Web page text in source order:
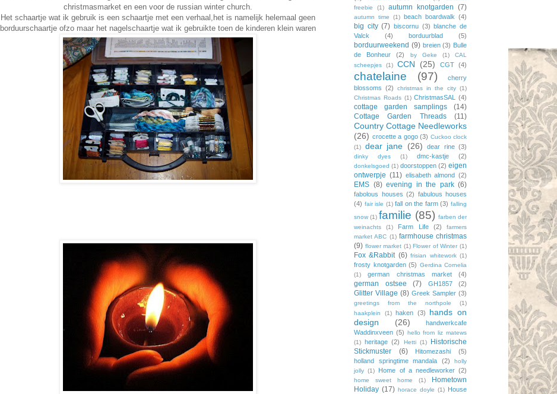
christmasmarket en een voor de russian winter church.
Het schaartje wat ik gebruik is een schaartje met een verhaal,het is namelijk helemaal geen
borduurschaartje ofzo maar het nagelschaartje wat ik gebruikte toen de kinderen klein waren
freebie
(1) autumn knotgarden (7)
autumn time (1) beach boardwalk (4)
big city (7) biscornu (3) blanche de
Valck
(4) borduurblad (5)
borduurweekend (9) breien (3) Bulle
de Bonheur
(2) by Geke (1)
CAL
scheepjes
(1) CCN (25) CGT (4)
chatelaine (97)
cherry
blossoms (2) christmas in the city (1)
Christmas Roads (1) ChristmasSAL (4)
cottage garden samplings
(14)
Cottage Garden Threads
(11)
Country Cottage Needleworks
(26) crocette a gogo (3) Cuckoo clock
(1)
dear jane (26) dear rine (3)
dinky dyes (1) dmc-kastje (2)
donkelsgoed (1) doorstoppen (2) eigen
ontwerpje (11) elisabeth almond (2)
EMS (8) evening in the park (6)
fabolous houses (2) fabulous houses
(4) fair isle (1) fall on the farm (3) falling
snow (1) familie (85) farben der
weinachts
(1) Farm Life (2)
farmers
market ABC (1) farmhouse christmas
(9) flower market (1) Flower of Winter (1)
Fox &Rabbit (6) frisian whitework (1)
frosty knotgarden (5) Gerdina Cornelia
(1)
german christmas market (4)
german ostsee (7) GH1857 (2)
Glitter Village (8) Greek Sampler (3)
greetings from the northpole
(1)
haakplein
(1) haken (3)
hands on
design
(26)
handwerkcafe
Waddinxveen (5) hello from liz matews
(1) heritage (2) Hetti (1)
Historische
Stickmuster
(6) Hitomezashi
(5)
holland springtime mandala
(2)
holly
jolly (1) Home of a needleworker (2)
home sweet home (1)
Hometown
Holiday (17) horace doyle (1) House